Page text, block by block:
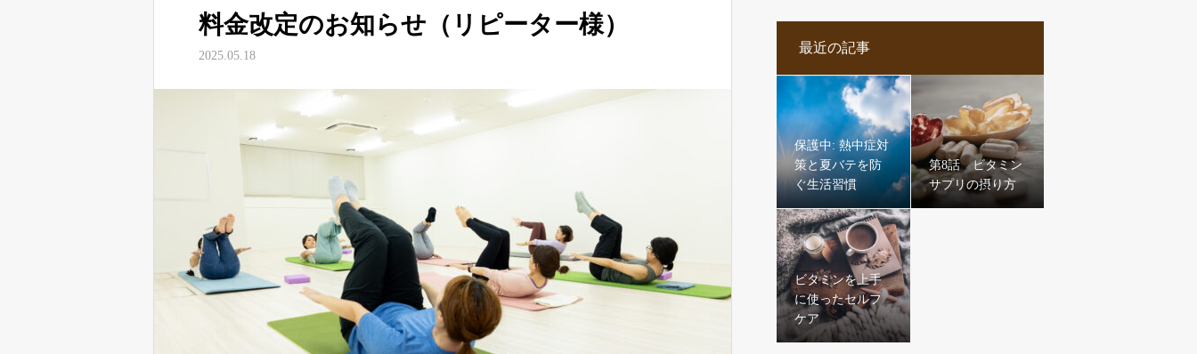
料金改定のお知らせ（リピーター様）
2025.05.18
最近の記事
保護中: 熱中症対
策と夏バテを防
ぐ生活習慣
第8話 ビタミン
サプリの摂り方
ビタミンを上手
に使ったセルフ
ケア